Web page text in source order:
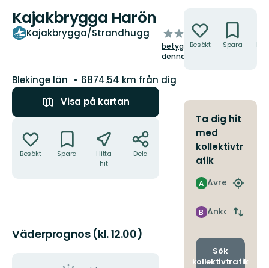
Kajakbrygga Harön
Kajakbrygga/Strandhugg
av
5
stjärnor
betygsätt
denna plats!
Län:
Blekinge län
6874.54 km från dig
Visa på kartan
Besökt Spara
Hitta
hit
Dela
Väderprognos (kl. 12.00)
Besökt Spara
Ta dig hit
med
kollektivtr
afik
Avresa
A
Hitta
Ankomst
B
Byt
och
Sök
kollektivtrafik